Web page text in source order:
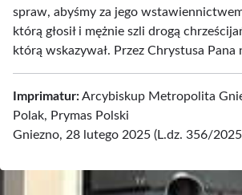
spraw, abyśmy za jego
którą głosił i mężnie szli drogą
którą wskazywał. Przez Chrystusa Pana
Imprimatur:Arcybiskup Metropolita
Polak, Prymas Polski
Gniezno, 28 lutego 2025 (L.dz. 356/